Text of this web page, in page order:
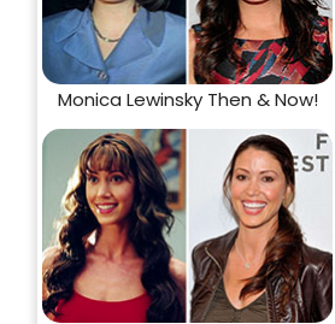
Monica Lewinsky Then & Now!